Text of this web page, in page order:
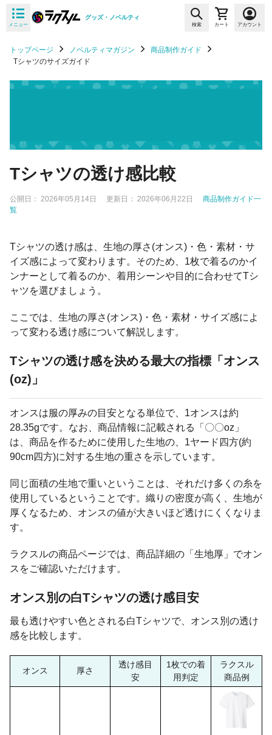
メニュー
グッズ・ノベルティ
検索 カート アカウント
トップページ ノベルティマガジン
商品制作ガイド
Tシャツのサイズガイド
Tシャツの透け感比較
公開日： 2026年05月14日 更新日： 2026年06月22日
商品制作ガイド一
覧
Tシャツの透け感は、生地の厚さ(オンス)・色・素材・サ
イズ感によって変わります。そのため、1枚で着るのかイ
ンナーとして着るのか、着用シーンや目的に合わせてTシ
ャツを選びましょう。
ここでは、生地の厚さ(オンス)・色・素材・サイズ感によ
って変わる透け感について解説します。
Tシャツの透け感を決める最大の指標「オンス
(oz)」
オンスは服の厚みの目安となる単位で、1オンスは約
28.35gです。なお、商品情報に記載される「〇〇oz」
は、商品を作るために使用した生地の、1ヤード四方(約
90cm四方)に対する生地の重さを示しています。
同じ面積の生地で重いということは、それだけ多くの糸を
使用しているということです。織りの密度が高く、生地が
厚くなるため、オンスの値が大きいほど透けにくくなりま
す。
ラクスルの商品ページでは、商品詳細の「生地厚」でオン
スをご確認いただけます。
オンス別の白Tシャツの透け感目安
最も透けやすい色とされる白Tシャツで、オンス別の透け
感を比較します。
オンス 厚さ
透け感目
安
1枚での着
用判定
ラクスル
商品例